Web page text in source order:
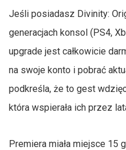
Jeśli posiadasz Divinity:
generacjach konsol (PS4,
upgrade jest całkowicie
na swoje konto i pobrać
podkreśla, że to gest
która wspierała ich przez
Premiera miała miejsce 15